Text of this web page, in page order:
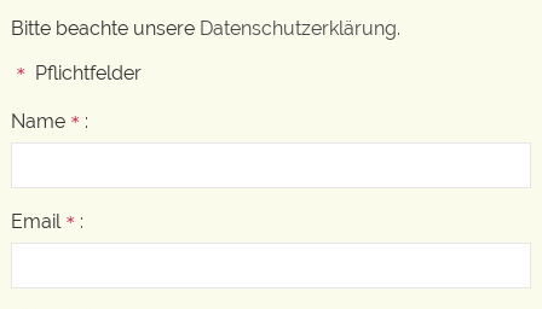
Bitte beachte unsere Datenschutzerklärung.
* Pflichtfelder
Name * :
Email * :